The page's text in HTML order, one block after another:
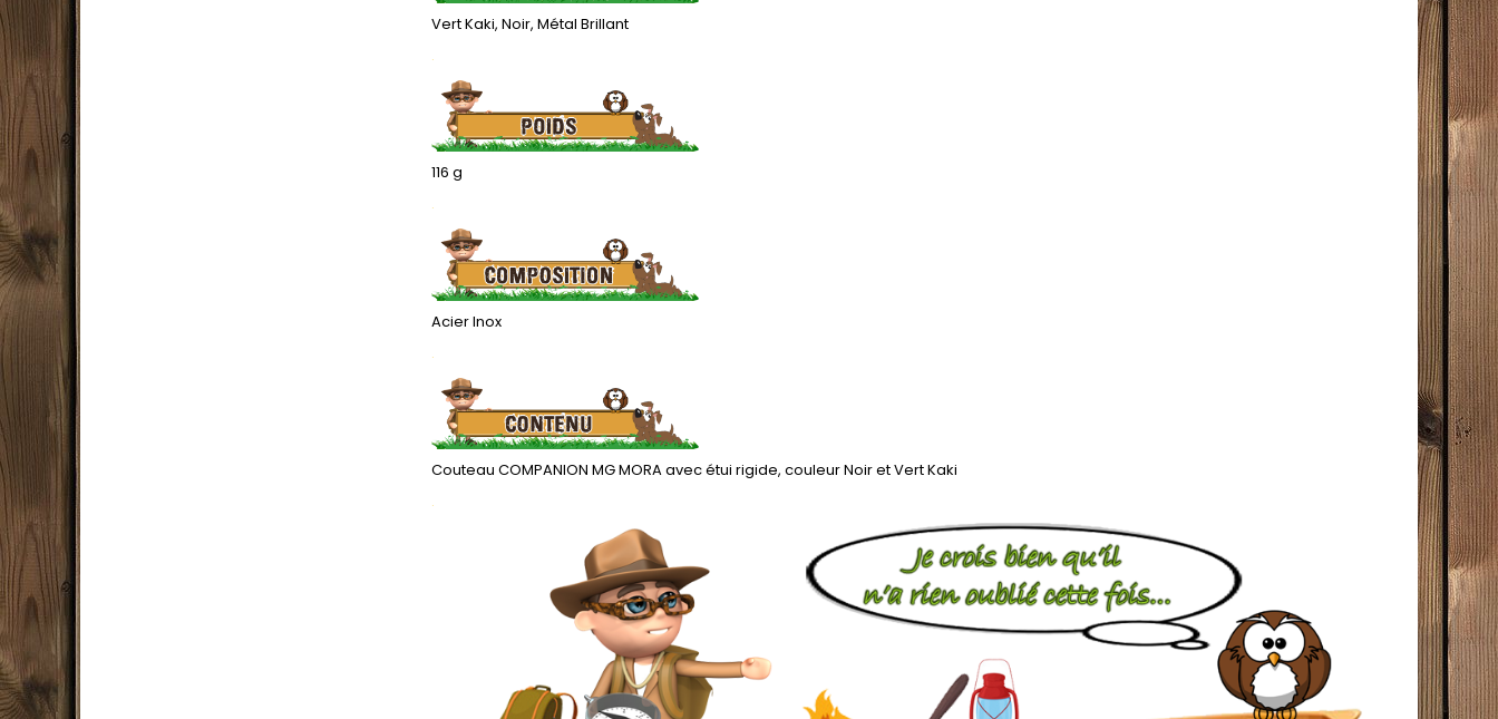
Vert Kaki, Noir, Métal Brillant
.
116 g
.
Acier Inox
.
Couteau COMPANION MG MORA avec étui rigide, couleur Noir et Vert Kaki
.